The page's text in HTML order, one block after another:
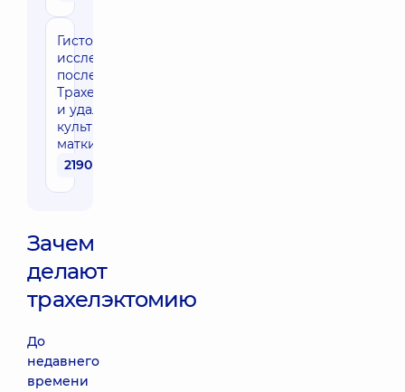
Гистологическое
исследование
после
Трахелэктомии
и удаления
культи шейки
матки
2190 грн
Зачем
делают
трахелэктомию
До
недавнего
времени